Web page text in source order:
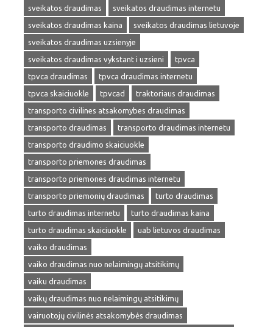
sveikatos draudimas
sveikatos draudimas internetu
sveikatos draudimas kaina
sveikatos draudimas lietuvoje
sveikatos draudimas uzsienyje
sveikatos draudimas vykstant i uzsieni
tpvca
tpvca draudimas
tpvca draudimas internetu
tpvca skaiciuokle
tpvcad
traktoriaus draudimas
transporto civilines atsakomybes draudimas
transporto draudimas
transporto draudimas internetu
transporto draudimo skaiciuokle
transporto priemones draudimas
transporto priemones draudimas internetu
transporto priemonių draudimas
turto draudimas
turto draudimas internetu
turto draudimas kaina
turto draudimas skaiciuokle
uab lietuvos draudimas
vaiko draudimas
vaiko draudimas nuo nelaimingų atsitikimų
vaiku draudimas
vaikų draudimas nuo nelaimingų atsitikimų
vairuotojų civilinės atsakomybės draudimas